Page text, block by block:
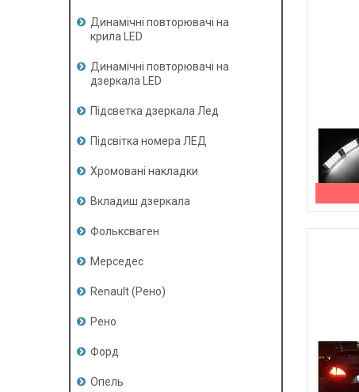
Динамічні повторювачі на
крила LED
Динамічні повторювачі на
дзеркала LED
Підсветка дзеркала Лед
Підсвітка номера ЛЕД
Хромовані накладки
Вкладиш дзеркала
Фольксваген
Мерседес
Renault (Рено)
Рено
Форд
Опель